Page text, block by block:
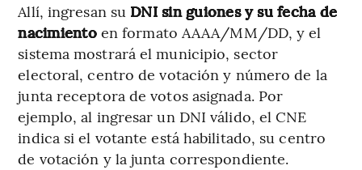
Allí, ingresan su DNI sin guiones y su fecha de
nacimientoen formato AAAA/MM/DD, y el
sistema mostrará el municipio, sector
electoral, centro de votación y número de la
junta receptora de votos asignada. Por
ejemplo, al ingresar un DNI válido, el CNE
indica si el votante está habilitado, su centro
de votación y la junta correspondiente.